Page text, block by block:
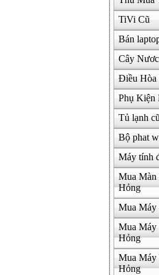
TiVi Cũ
Bán
Cây
Điều Hòa
Phụ Kiện
Tủ lạnh cũ
Bộ phat
Máy tính
Mua Màn
Hỏng
Mua Máy
Mua Máy
Hỏng
Mua Máy
Hỏng